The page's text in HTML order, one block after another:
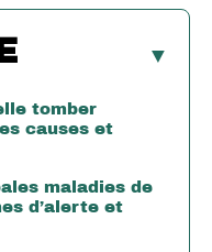
tomber
causes et
maladies de
d’alerte et